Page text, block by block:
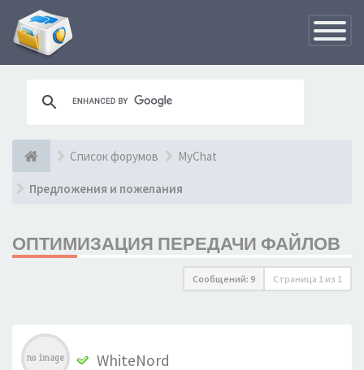
Список форумов MyChat
Предложения и пожелания
ОПТИМИЗАЦИЯ ПЕРЕДАЧИ ФАЙЛОВ
Сообщений: 9 Страница 1 из 1
WhiteNord